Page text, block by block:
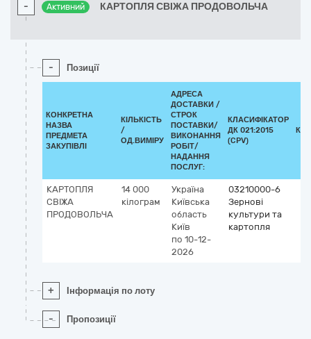
- Активний КАРТОПЛЯ СВІЖА ПРОДОВОЛЬЧА
- Позиції
КОНКРЕТНА
НАЗВА
ПРЕДМЕТА
ЗАКУПІВЛІ
КІЛЬКІСТЬ
/
ОД.ВИМІРУ
АДРЕСА
ДОСТАВКИ /
СТРОК
ПОСТАВКИ/
ВИКОНАННЯ
РОБІТ/
НАДАННЯ
ПОСЛУГ:
КЛАСИФІКАТОР
ДК 021:2015
(CPV)
КАРТОПЛЯ
СВІЖА
ПРОДОВОЛЬЧА
14 000
кілограм
Україна
Київська
область
Київ
по 10-12-
2026
03210000-6
Зернові
культури та
картопля
+ Інформація по лоту
- Пропозиції